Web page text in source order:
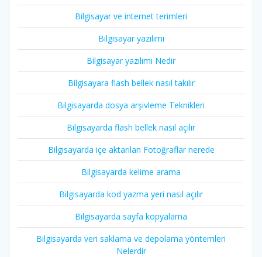
Bilgisayar ve internet terimleri
Bilgisayar yazılımı
Bilgisayar yazılımı Nedir
Bilgisayara flash bellek nasıl takılır
Bilgisayarda dosya arşivleme Teknikleri
Bilgisayarda flash bellek nasıl açılır
Bilgisayarda içe aktarılan Fotoğraflar nerede
Bilgisayarda kelime arama
Bilgisayarda kod yazma yeri nasıl açılır
Bilgisayarda sayfa kopyalama
Bilgisayarda veri saklama ve depolama yöntemleri
Nelerdir